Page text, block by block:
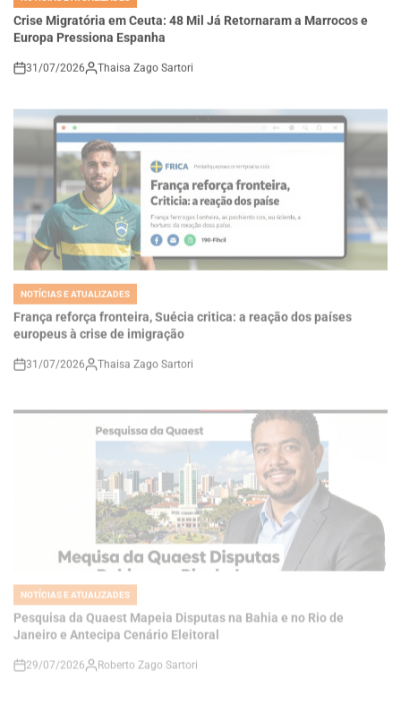
Europa Pressiona Espanha
on
31/07/2026 Thaisa Zago Sartori
POSTED
IN
NOTÍCIAS E ATUALIZADES
França reforça fronteira, Suécia critica: a reação dos países
europeus à crise de imigração
31/07/2026 Thaisa Zago Sartori
NOTÍCIAS E ATUALIZADES
Pesquisa da Quaest Mapeia Disputas na Bahia e no Rio de
Janeiro e Antecipa Cenário Eleitoral
on
29/07/2026 Roberto Zago Sartori